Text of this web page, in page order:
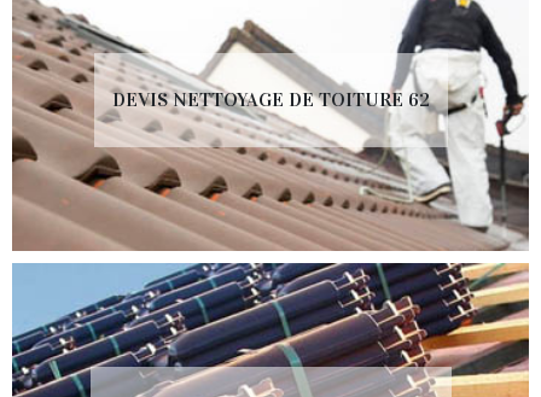
DEVIS NETTOYAGE DE TOITURE 62